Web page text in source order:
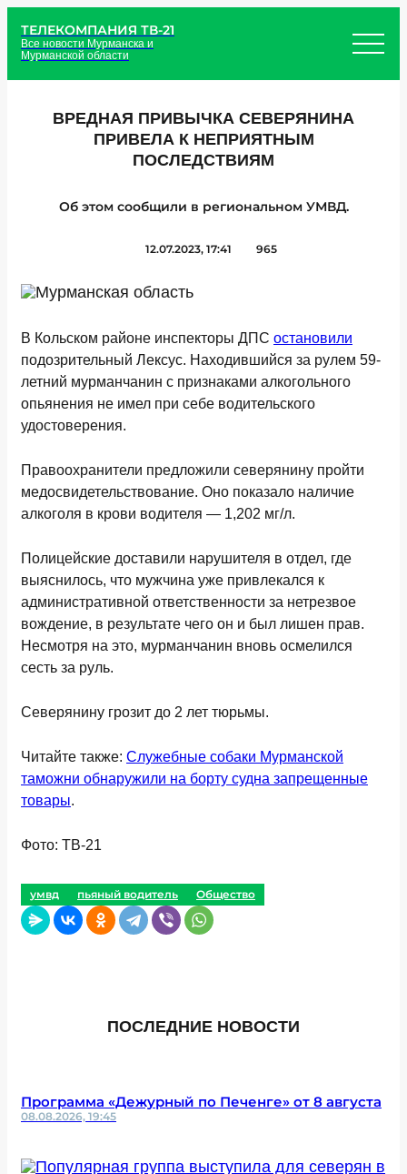
ТЕЛЕКОМПАНИЯ ТВ-21
Все новости Мурманска и
Мурманской области
ВРЕДНАЯ ПРИВЫЧКА СЕВЕРЯНИНА
ПРИВЕЛА К НЕПРИЯТНЫМ
ПОСЛЕДСТВИЯМ
Об этом сообщили в региональном УМВД.
12.07.2023, 17:41 965
В Кольском районе инспекторы ДПС остановили
подозрительный Лексус. Находившийся за рулем 59-
летний мурманчанин с признаками алкогольного
опьянения не имел при себе водительского
удостоверения.
Правоохранители предложили северянину пройти
медосвидетельствование. Оно показало наличие
алкоголя в крови водителя — 1,202 мг/л.
Полицейские доставили нарушителя в отдел, где
выяснилось, что мужчина уже привлекался к
административной ответственности за нетрезвое
вождение, в результате чего он и был лишен прав.
Несмотря на это, мурманчанин вновь осмелился
сесть за руль.
Северянину грозит до 2 лет тюрьмы.
Читайте также: Служебные собаки Мурманской
таможни обнаружили на борту судна запрещенные
товары.
Фото: ТВ-21
умвд пьяный водитель Общество
ПОСЛЕДНИЕ НОВОСТИ
Программа «Дежурный по Печенге» от 8 августа
08.08.2026, 19:45